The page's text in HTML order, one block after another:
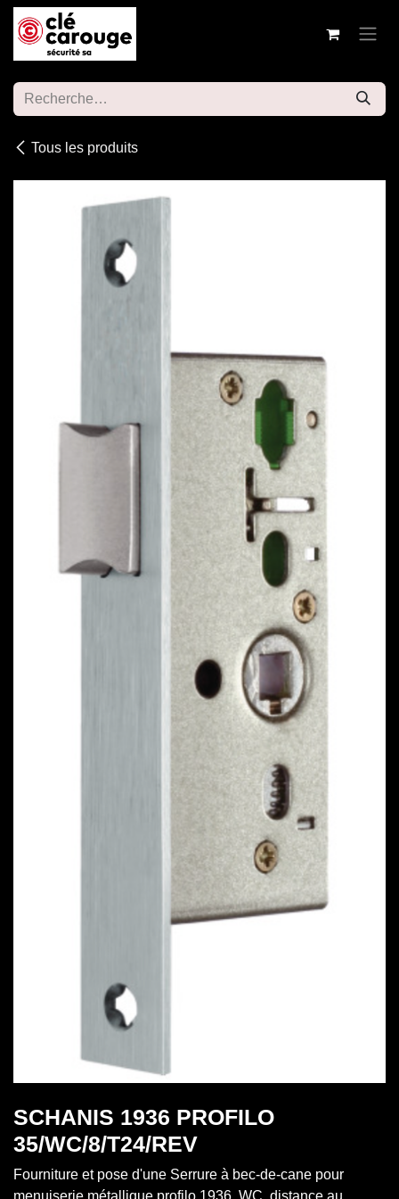
Se rendre au contenu
Tous les produits
SCHANIS 1936 PROFILO
35/WC/8/T24/REV
Fourniture et pose d'une Serrure à bec-de-cane pour
menuiserie métallique profilo 1936, WC, distance au